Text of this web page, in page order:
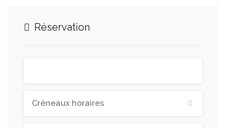
Réservation
Créneaux horaires